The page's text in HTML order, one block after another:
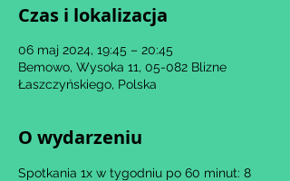
Czas i lokalizacja
06 maj 2024, 19:45 – 20:45
Bemowo, Wysoka 11, 05-082 Blizne
Łaszczyńskiego, Polska
O wydarzeniu
Spotkania 1x w tygodniu po 60 minut: 8